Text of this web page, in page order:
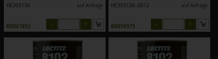
HE303130 auf Anfrage
KN061892
HE303130--0012 auf Anfrage
KN090979